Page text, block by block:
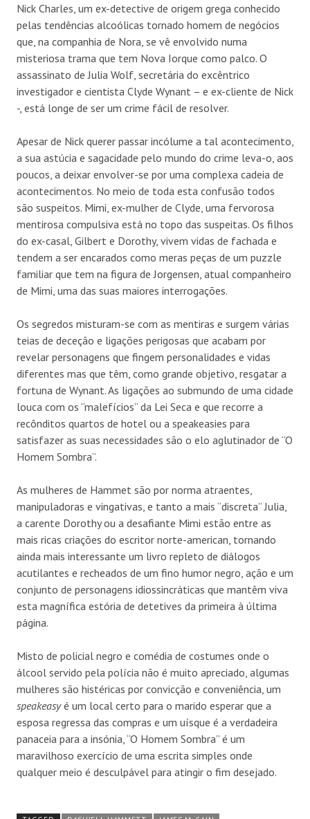
Nick Charles, um ex-detective de origem grega conhecido
pelas tendências alcoólicas tornado homem de negócios
que, na companhia de Nora, se vê envolvido numa
misteriosa trama que tem Nova Iorque como palco. O
assassinato de Julia Wolf, secretária do excêntrico
investigador e cientista Clyde Wynant – e ex-cliente de Nick
-, está longe de ser um crime fácil de resolver.
Apesar de Nick querer passar incólume a tal acontecimento,
a sua astúcia e sagacidade pelo mundo do crime leva-o, aos
poucos, a deixar envolver-se por uma complexa cadeia de
acontecimentos. No meio de toda esta confusão todos
são suspeitos. Mimi, ex-mulher de Clyde, uma fervorosa
mentirosa compulsiva está no topo das suspeitas. Os filhos
do ex-casal, Gilbert e Dorothy, vivem vidas de fachada e
tendem a ser encarados como meras peças de um puzzle
familiar que tem na figura de Jorgensen, atual companheiro
de Mimi, uma das suas maiores interrogações.
Os segredos misturam-se com as mentiras e surgem várias
teias de deceção e ligações perigosas que acabam por
revelar personagens que fingem personalidades e vidas
diferentes mas que têm, como grande objetivo, resgatar a
fortuna de Wynant. As ligações ao submundo de uma cidade
louca com os “malefícios” da Lei Seca e que recorre a
recônditos quartos de hotel ou a speakeasies para
satisfazer as suas necessidades são o elo aglutinador de “O
Homem Sombra”.
As mulheres de Hammet são por norma atraentes,
manipuladoras e vingativas, e tanto a mais “discreta” Julia,
a carente Dorothy ou a desafiante Mimi estão entre as
mais ricas criações do escritor norte-american, tornando
ainda mais interessante um livro repleto de diálogos
acutilantes e recheados de um fino humor negro, ação e um
conjunto de personagens idiossincráticas que mantêm viva
esta magnífica estória de detetives da primeira à última
página.
Misto de policial negro e comédia de costumes onde o
álcool servido pela polícia não é muito apreciado, algumas
mulheres são histéricas por convicção e conveniência, um
speakeasyé um local certo para o marido esperar que a
esposa regressa das compras e um uísque é a verdadeira
panaceia para a insónia, “O Homem Sombra” é um
maravilhoso exercício de uma escrita simples onde
qualquer meio é desculpável para atingir o fim desejado.